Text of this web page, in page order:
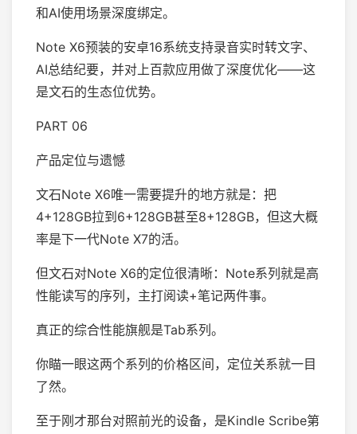
和AI使用场景深度绑定。
Note X6预装的安卓16系统支持录音实时转文字、
AI总结纪要，并对上百款应用做了深度优化——这
是文石的生态位优势。
PART 06
产品定位与遗憾
文石Note X6唯一需要提升的地方就是：把
4+128GB拉到6+128GB甚至8+128GB，但这大概
率是下一代Note X7的活。
但文石对Note X6的定位很清晰：Note系列就是高
性能读写的序列，主打阅读+笔记两件事。
真正的综合性能旗舰是Tab系列。
你瞄一眼这两个系列的价格区间，定位关系就一目
了然。
至于刚才那台对照前光的设备，是Kindle Scribe第